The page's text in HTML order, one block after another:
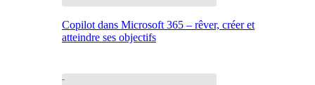
Copilot dans Microsoft 365 – rêver, créer et
atteindre ses objectifs